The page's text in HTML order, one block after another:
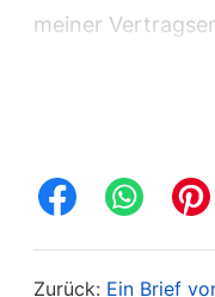
meiner
Im September
mein Schicksal
Denkweise und
mein Schicksal
Zurück: Ein Brief